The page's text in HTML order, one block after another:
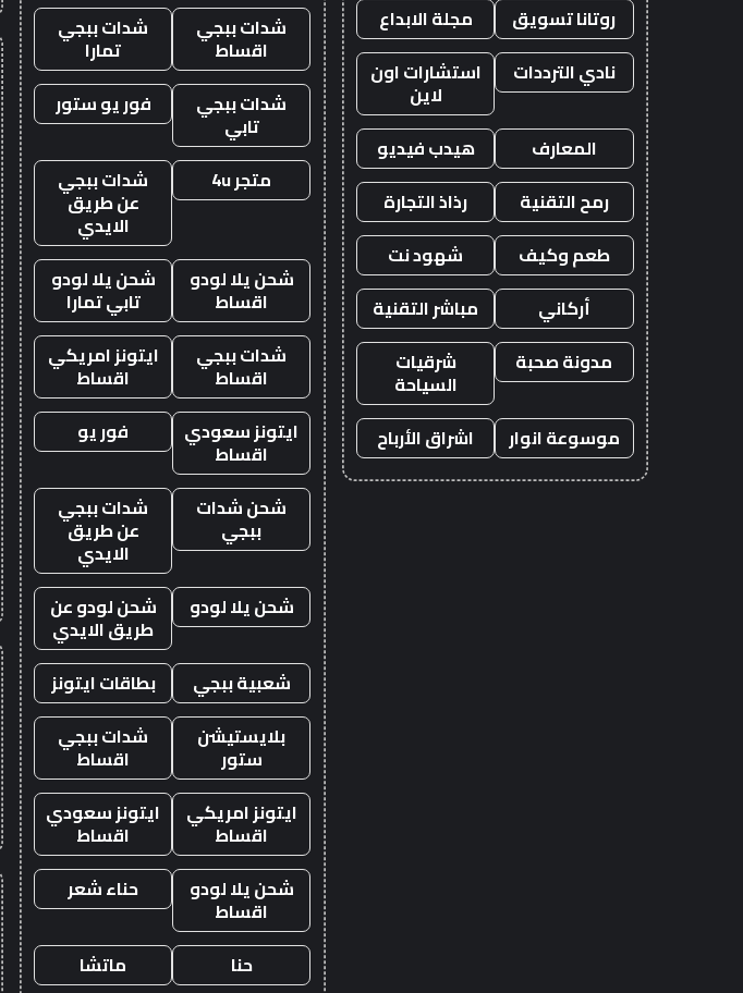
روتانا تسويق
مجلة الابداع
نادي الترددات
استشارات اون
لاين
المعارف
هيدب فيديو
رمح التقنية
رذاذ التجارة
طعم وكيف
شهود نت
أركاني
مباشر التقنية
مدونة صحبة
شرقيات
السياحة
موسوعة انوار
اشراق الأرباح
شدات ببجي
اقساط
شدات ببجي
تمارا
شدات ببجي
تابي
فور يو ستور
متجر 4u شدات ببجي
عن طريق
الايدي
شحن يلا لودو
اقساط
شحن يلا لودو
تابي تمارا
شدات ببجي
اقساط
ايتونز امريكي
اقساط
ايتونز سعودي
اقساط
فور يو
شحن شدات
ببجي
شدات ببجي
عن طريق
الايدي
شحن يلا لودو
شحن لودو عن
طريق الايدي
شعبية ببجي
بطاقات ايتونز
بلايستيشن
ستور
شدات ببجي
اقساط
ايتونز امريكي
اقساط
ايتونز سعودي
اقساط
شحن يلا لودو
اقساط
حناء شعر
حنا ماتشا